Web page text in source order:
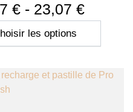
€ - 23,07 €
les options